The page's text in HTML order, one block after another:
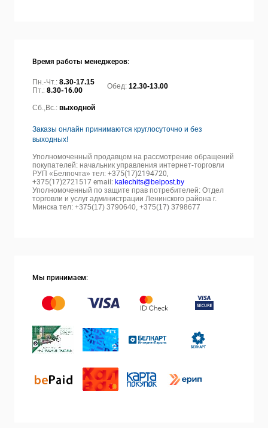
Время работы менеджеров:
Пн.-Чт.: 8.30-17.15
Пт.: 8.30-16.00 Обед: 12.30-13.00
Сб.,Вс.: выходной
Заказы онлайн принимаются круглосуточно и без
выходных!
Уполномоченный продавцом на рассмотрение обращений
покупателей: начальник управления интернет-торговли
РУП «Белпочта» тел: +375(17)2194720,
+375(17)2721517 email: kalechits@belpost.by
Уполномоченный по защите прав потребителей: Отдел
торговли и услуг администрации Ленинского района г.
Минска тел: +375(17) 3790640, +375(17) 3798677
Мы принимаем: